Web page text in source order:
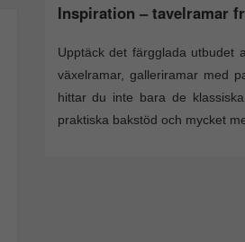
Inspiration – tavelramar
Upptäck det färgglada utbudet
växelramar, galleriramar med
hittar du inte bara de
praktiska bakstöd och mycket